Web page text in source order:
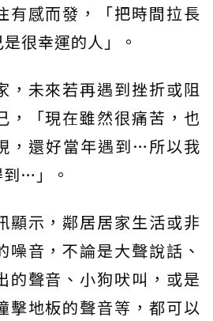
有感而發，「把時間拉長
很幸運的人」。
，未來若再遇到挫折或阻
，「現在雖然很痛苦，也
，還好當年遇到…所以我
…」。
顯示，鄰居居家生活或非
噪音，不論是大聲說話、
的聲音、小狗吠叫，或是
擊地板的聲音等，都可以